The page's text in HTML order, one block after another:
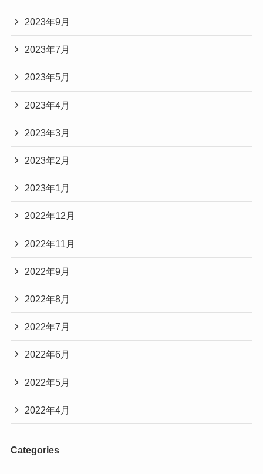
2023年9月
2023年7月
2023年5月
2023年4月
2023年3月
2023年2月
2023年1月
2022年12月
2022年11月
2022年9月
2022年8月
2022年7月
2022年6月
2022年5月
2022年4月
Categories